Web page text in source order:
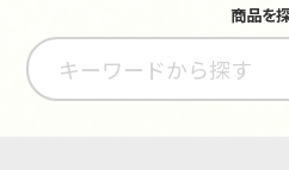
商品を